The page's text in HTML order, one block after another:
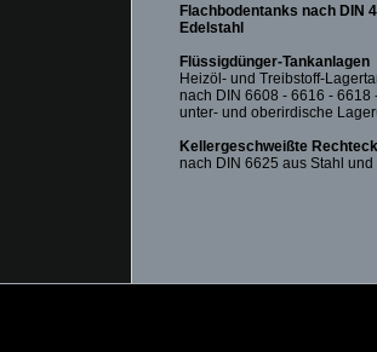
Flachbodentanks nach DIN
Edelstahl
Flüssigdünger-Tankanlagen
Heizöl- und Treibstoff-
nach DIN 6608 - 6616 - 6618
unter- und oberirdische
Kellergeschweißte
nach DIN 6625 aus Stahl